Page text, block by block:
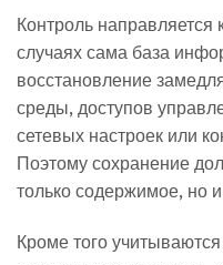
Контроль
случаях сама база
восстановление
среды, доступов
сетевых настроек или
Поэтому сохранение
только содержимое, но
Кроме того